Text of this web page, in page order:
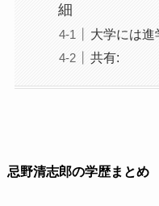
細
大学には進
共有:
忌野清志郎の学歴まとめ